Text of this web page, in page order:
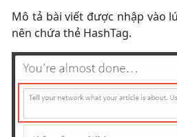
Mô tả bài viết được nhập vào
nên chứa thẻ HashTag.